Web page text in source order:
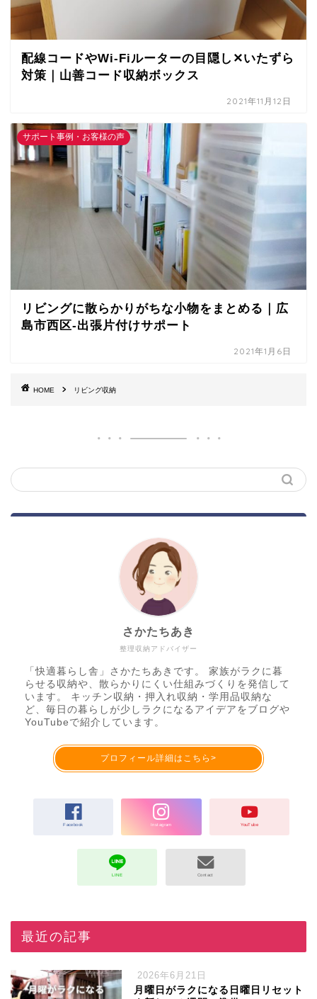
配線コードやWi-Fiルーターの目隠し✕いたずら
対策｜山善コード収納ボックス
2021年11月12日
サポート事例・お客様の声
リビングに散らかりがちな小物をまとめる｜広
島市西区-出張片付けサポート
2021年1月6日
HOME リビング収納
整理収納アドバイザー
さかたちあき
「快適暮らし舎」さかたちあきです。 家族がラクに暮
らせる収納や、散らかりにくい仕組みづくりを発信して
います。 キッチン収納・押入れ収納・学用品収納な
ど、毎日の暮らしが少しラクになるアイデアをブログや
YouTubeで紹介しています。
プロフィール詳細はこちら>
最近の記事
2026年6月21日
月曜日がラクになる日曜日リセット